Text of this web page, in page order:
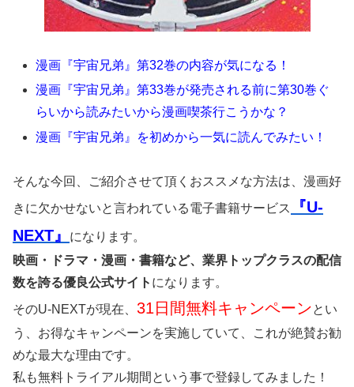
漫画『宇宙兄弟』第32巻の内容が気になる！
漫画『宇宙兄弟』第33巻が発売される前に第30巻ぐ
らいから読みたいから漫画喫茶行こうかな？
漫画『宇宙兄弟』を初めから一気に読んでみたい！
そんな今回、ご紹介させて頂くおススメな方法は、漫画好
きに欠かせないと言われている電子書籍サービス
『U-
NEXT』
になります。
映画・ドラマ・漫画・書籍など、業界トップクラスの配信
数を誇る優良公式サイト になります。
そのU-NEXTが現在、 31日間無料キャンペーンとい
う、お得なキャンペーンを実施していて、これが絶賛お勧
めな最大な理由です。
私も無料トライアル期間という事で登録してみました！